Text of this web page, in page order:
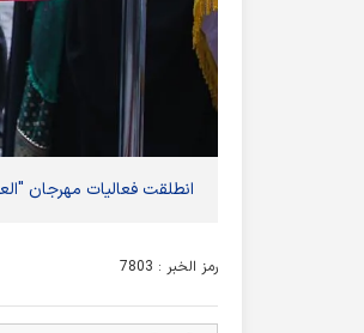
انطلقت فعاليات مهرجان
رمز الخبر : 7803